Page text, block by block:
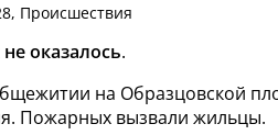
Происшествия
оказалось.
на Образцовской
Пожарных вызвали жильцы.